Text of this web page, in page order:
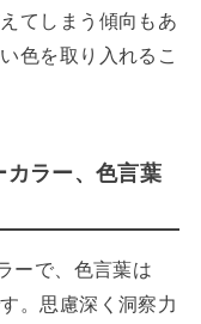
てしまう傾向もあ
色を取り入れるこ
カラー、色言葉
ーで、色言葉は
。思慮深く洞察力